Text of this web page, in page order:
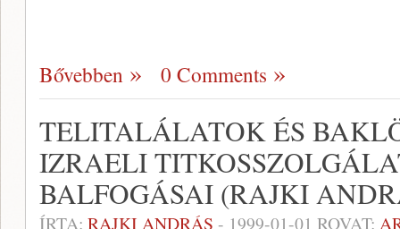
Bővebben 0 Comments
TELITALÁLATOK ÉS
IZRAELI
BALFOGÁSAI (RAJKI
ÍRTA: RAJKI ANDRÁS - 1999-01-01 ROVAT: